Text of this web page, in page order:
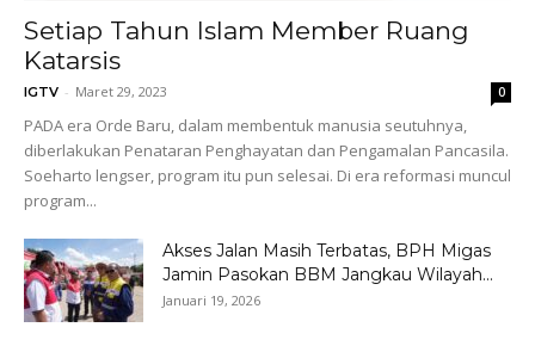
Setiap Tahun Islam Member Ruang
Katarsis
IGTV - Maret 29, 2023 0
PADA era Orde Baru, dalam membentuk manusia seutuhnya,
diberlakukan Penataran Penghayatan dan Pengamalan Pancasila.
Soeharto lengser, program itu pun selesai. Di era reformasi muncul
program...
Akses Jalan Masih Terbatas, BPH Migas
Jamin Pasokan BBM Jangkau Wilayah...
Januari 19, 2026